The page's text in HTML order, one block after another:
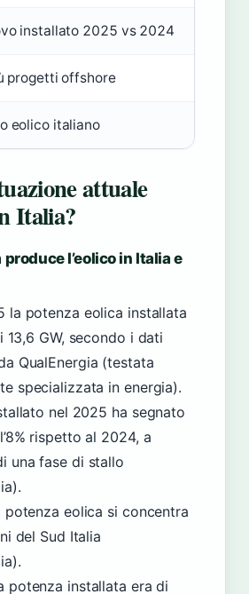
installato 2025 vs 2024
progetti offshore
eolico italiano
attuale
Italia?
l’eolico in Italia e
la potenza eolica installata
13,6 GW, secondo i dati
QualEnergia (testata
specializzata in energia).
nel 2025 ha segnato
rispetto al 2024, a
una fase di stallo
potenza eolica si concentra
del Sud Italia
potenza installata era di